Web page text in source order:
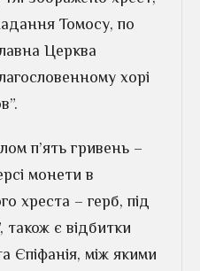
Томосу, по
Церква
хорі
п’ять гривень –
монети в
хреста – герб, під
також є відбитки
Єпіфанія, між якими